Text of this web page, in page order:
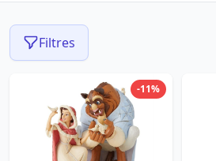
Filtres
-11%